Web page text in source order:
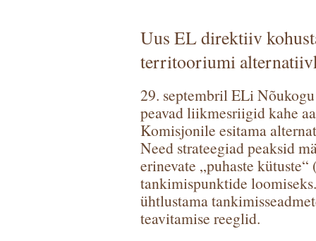
Uus EL direktiiv
territooriumi
29. septembril ELi
peavad liikmesriigid kahe
Komisjonile esitama
Need strateegiad peaksid
erinevate „puhaste
tankimispunktide
ühtlustama
teavitamise reeglid.